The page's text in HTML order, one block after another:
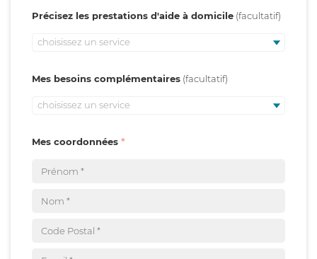
Précisez les prestations d'aide à domicile
choisissez un service
Mes besoins complémentaires
choisissez un service
Mes coordonnées